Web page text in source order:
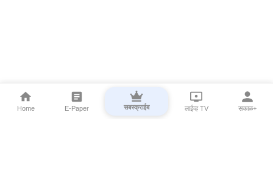
Home E-Paper सबस्क्राईब लाईव्ह TV सकाळ+